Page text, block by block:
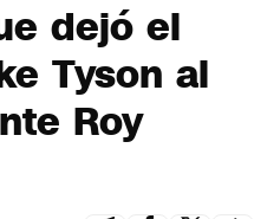
dejó el
Tyson al
Roy